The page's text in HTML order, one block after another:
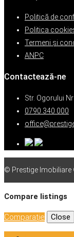
Politică de
Politica
Termeni şi
ANPC
Contactează-ne
Str. Ogorului
0790 340 000
© Prestige Imobiliare
Compare listings
Comparaţie Close